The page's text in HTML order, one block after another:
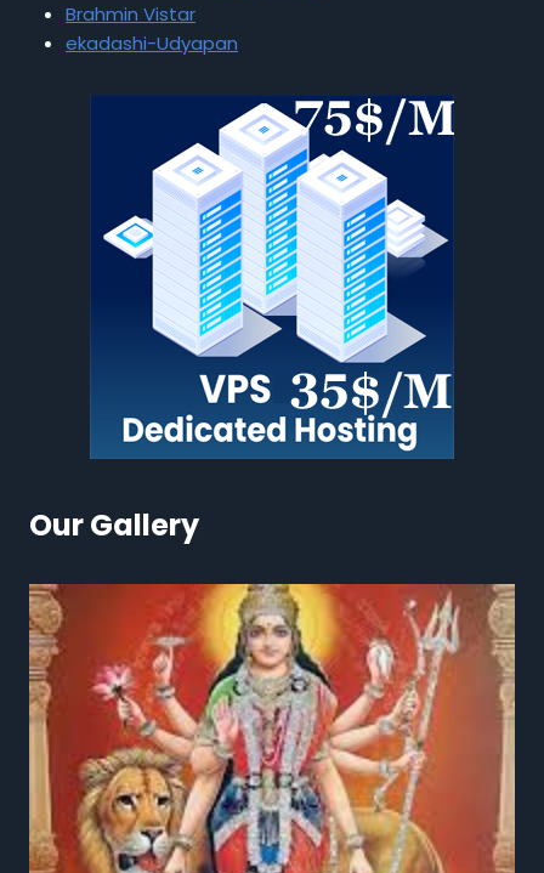
Brahmin Vistar
ekadashi-Udyapan
Our Gallery